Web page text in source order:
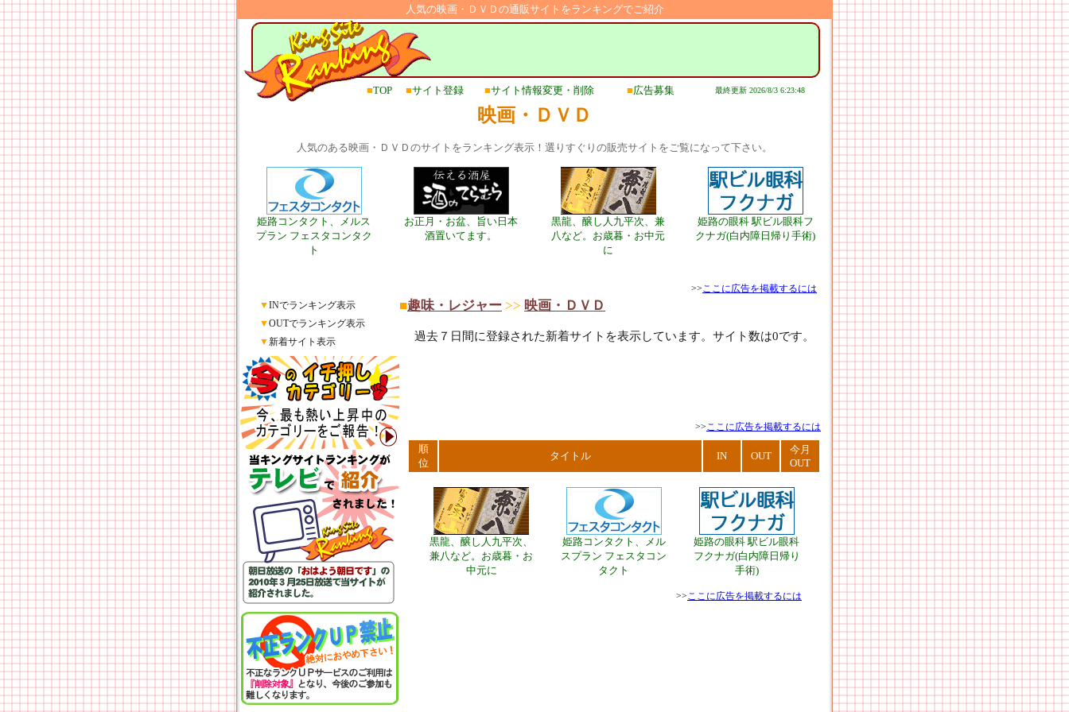
人気の映画・ＤＶＤの通販サイトをランキングでご紹介
■TOP ■サイト登録 ■サイト情報変更・削除 ■広告募集 最終更新 2026/8/3 6:23:48
映画・ＤＶＤ
人気のある映画・ＤＶＤのサイトをランキング表示！選りすぐりの販売サイトをご覧になって下さい。
姫路コンタクト、メルス
プラン フェスタコンタク
ト
お正月・お盆、旨い日本
酒置いてます。
黒龍、醸し人九平次、兼
八など。お歳暮・お中元
に
姫路の眼科 駅ビル眼科フ
クナガ(白内障日帰り手術)
>>ここに広告を掲載するには
▼INでランキング表示
▼OUTでランキング表示
▼新着サイト表示
■趣味・レジャー >> 映画・ＤＶＤ
過去７日間に登録された新着サイトを表示しています。サイト数は0です。
>>ここに広告を掲載するには
順
位
タイトル IN OUT
今月
OUT
黒龍、醸し人九平次、
兼八など。お歳暮・お
中元に
姫路コンタクト、メル
スプラン フェスタコン
タクト
姫路の眼科 駅ビル眼科
フクナガ(白内障日帰り
手術)
>>ここに広告を掲載するには